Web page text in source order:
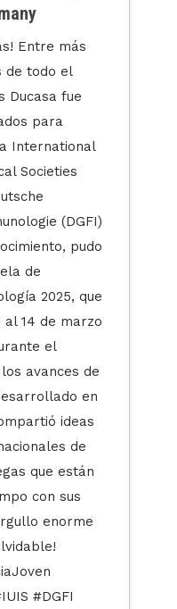
Entre más
de todo el
Ducasa fue
para
International
Societies
(DGFI)
pudo
de
2025, que
14 de marzo
el
avances de
en
ideas
de
que están
con sus
enorme
#DGFI